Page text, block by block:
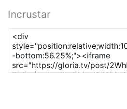
Incrustar